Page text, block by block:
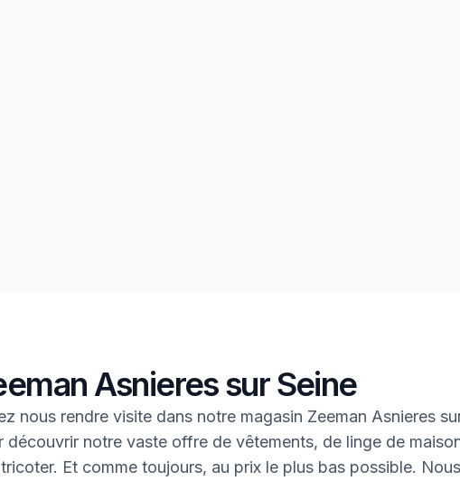
Asnieres sur Seine
nous rendre visite dans notre magasin Zeeman Asnieres
découvrir notre vaste offre de vêtements, de linge de
Et comme toujours, au prix le plus bas possible. Nous